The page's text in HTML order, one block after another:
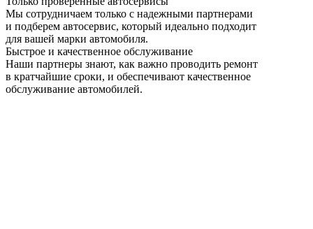
Мы сотрудничаем только с надежными партнерами
и подберем автосервис, который идеально подходит
для вашей марки автомобиля.
Быстрое и качественное обслуживание
Наши партнеры знают, как важно проводить ремонт
в кратчайшие сроки, и обеспечивают качественное
обслуживание автомобилей.